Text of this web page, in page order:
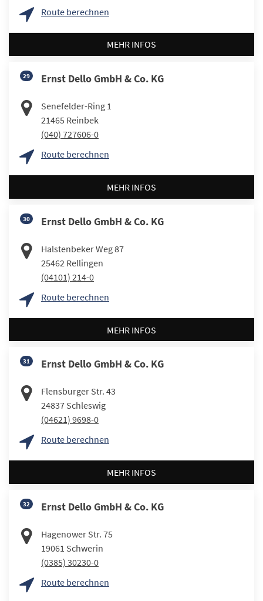
Route berechnen
MEHR INFOS
29 Ernst Dello GmbH & Co. KG
Senefelder-Ring 1
21465 Reinbek
(040) 727606-0
Route berechnen
MEHR INFOS
30 Ernst Dello GmbH & Co. KG
Halstenbeker Weg 87
25462 Rellingen
(04101) 214-0
Route berechnen
MEHR INFOS
31 Ernst Dello GmbH & Co. KG
Flensburger Str. 43
24837 Schleswig
(04621) 9698-0
Route berechnen
MEHR INFOS
32 Ernst Dello GmbH & Co. KG
Hagenower Str. 75
19061 Schwerin
(0385) 30230-0
Route berechnen